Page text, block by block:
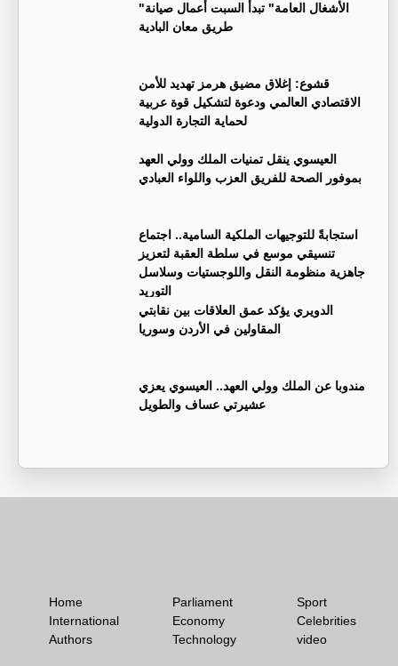
"الأشغال العامة" تبدأ السبت أعمال صيانة
طريق معان البادية
قشوع: إغلاق مضيق هرمز تهديد للأمن
الاقتصادي العالمي ودعوة لتشكيل قوة عربية
لحماية التجارة الدولية
العيسوي ينقل تمنيات الملك وولي العهد
بموفور الصحة للفريق العزب واللواء العبادي
استجابةً للتوجيهات الملكية السامية.. اجتماع
تنسيقي موسع في سلطة العقبة لتعزيز
جاهزية منظومة النقل واللوجستيات وسلاسل
التوريد
الدويري يؤكد عمق العلاقات بين نقابتي
المقاولين في الأردن وسوريا
مندوبا عن الملك وولي العهد.. العيسوي يعزي
عشيرتي عساف والطويل
Home
International
Authors
Parliament
Economy
Technology
Sport
Celebrities
video